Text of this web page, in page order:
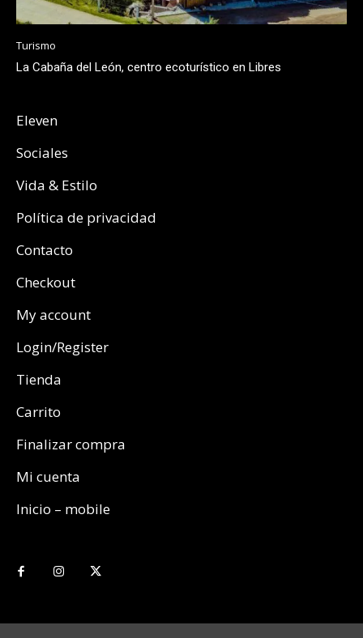
Turismo
La Cabaña del León, centro ecoturístico en Libres
Eleven
Sociales
Vida & Estilo
Política de privacidad
Contacto
Checkout
My account
Login/Register
Tienda
Carrito
Finalizar compra
Mi cuenta
Inicio – mobile